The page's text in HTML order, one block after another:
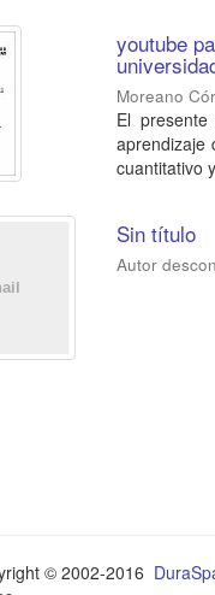
youtube
Moreano
El
aprendizaje
cuantitativo
Sin título
Autor
© 2002-2016